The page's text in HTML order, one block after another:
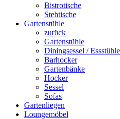
Bistrotische
Stehtische
Gartenstühle
zurück
Gartenstühle
Diningsessel / Essstühle
Barhocker
Gartenbänke
Hocker
Sessel
Sofas
Gartenliegen
Loungemöbel